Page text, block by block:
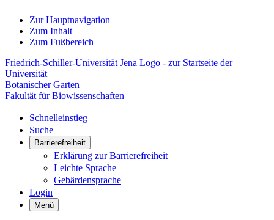
Zur Hauptnavigation
Zum Inhalt
Zum Fußbereich
Friedrich-Schiller-Universität Jena Logo - zur Startseite der
Universität
Botanischer Garten
Fakultät für Biowissenschaften
Schnelleinstieg
Suche
Barrierefreiheit
Erklärung zur Barrierefreiheit
Leichte Sprache
Gebärdensprache
Login
Menü